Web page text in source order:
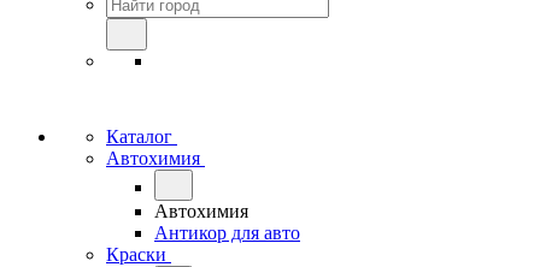
Каталог
Автохимия
Автохимия
Антикор для авто
Краски